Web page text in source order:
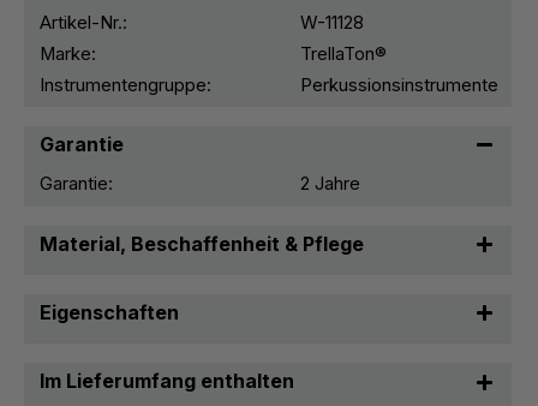
Artikel-Nr.:
W-11128
Marke:
TrellaTon®
Instrumentengruppe:
Perkussionsinstrumente
Garantie
Garantie: 2 Jahre
Material, Beschaffenheit & Pflege
Eigenschaften
Im Lieferumfang enthalten